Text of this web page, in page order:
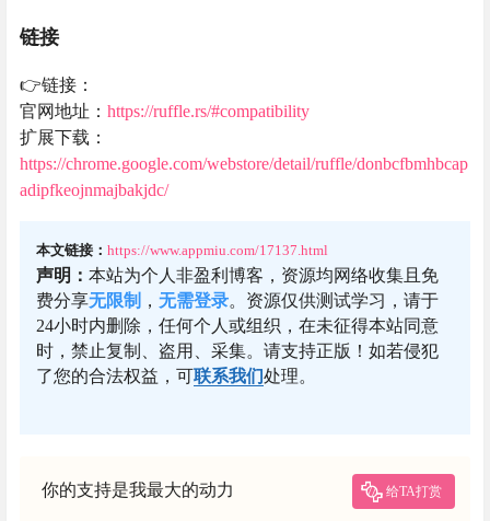
链接
👉链接：
官网地址： https://ruffle.rs/#compatibility
扩展下载：
https://chrome.google.com/webstore/detail/ruffle/donbcfbmhbcap
adipfkeojnmajbakjdc/
本文链接： https://www.appmiu.com/17137.html
声明： 本站为个人非盈利博客，资源均网络收集且免
费分享无限制 ， 无需登录。资源仅供测试学习，请于
24小时内删除，任何个人或组织，在未征得本站同意
时，禁止复制、盗用、采集。请支持正版！如若侵犯
了您的合法权益，可联系我们处理。
你的支持是我最大的动力 给TA打赏